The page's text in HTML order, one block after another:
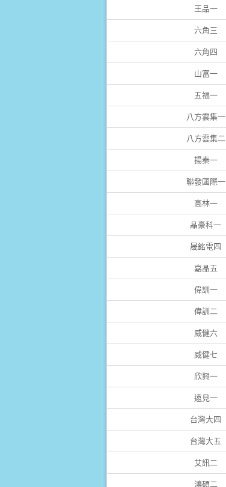
王品一
六角三
六角四
山富一
五福一
八方雲集一
八方雲集二
揚秦一
聯發國際一
高林一
晶豪科一
晟銘電四
嘉晶五
偉訓一
偉訓二
威健六
威健七
欣興一
遠見一
台灣大四
台灣大五
艾訊二
鴻碩二